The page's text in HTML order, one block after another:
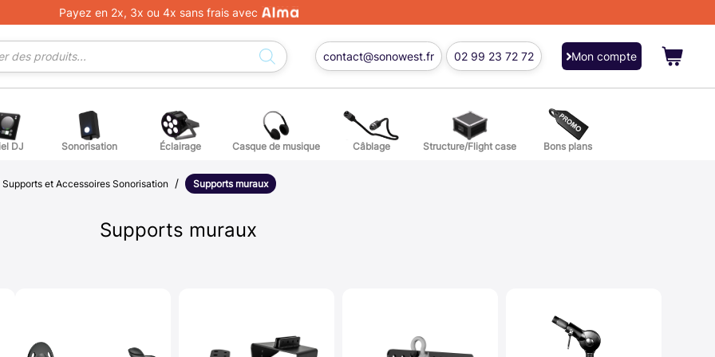
Payez en 2x, 3x ou 4x sans frais avec
contact@sonowest.fr 02 99 23 72 72 Mon compte
voix
autres instruments
DJ
DJ
Sonorisation Éclairage Casque de musique Câblage Structure/Flight case Bons plans
Supports et Accessoires Sonorisation / Supports muraux
Supports muraux